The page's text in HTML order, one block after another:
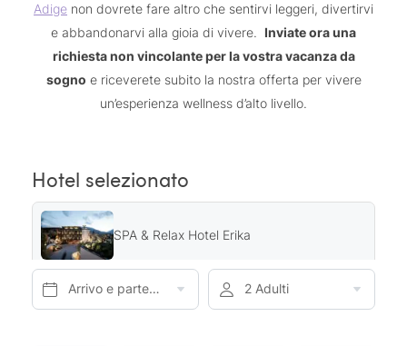
Adige non dovrete fare altro che sentirvi leggeri, divertirvi
e abbandonarvi alla gioia di vivere. Inviate ora una
richiesta non vincolante per la vostra vacanza da
sogno e riceverete subito la nostra offerta per vivere
un’esperienza wellness d’alto livello.
Arrivo e partenza* 2 Adulti
Hotel selezionato
SPA & Relax Hotel Erika